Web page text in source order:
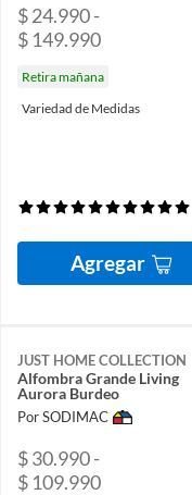
$ 24.990 -
$ 149.990
Retira mañana
Variedad de Medidas
Agregar
JUST HOME COLLECTION
Alfombra Grande Living
Aurora Burdeo
Por SODIMAC
$ 30.990 -
$ 109.990